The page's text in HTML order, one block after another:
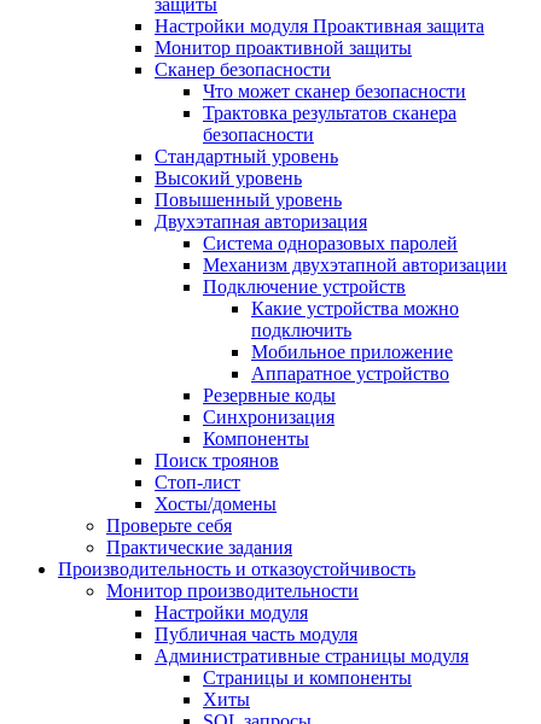
защиты
Настройки модуля Проактивная защита
Монитор проактивной защиты
Сканер безопасности
Что может сканер безопасности
Трактовка результатов сканера
безопасности
Стандартный уровень
Высокий уровень
Повышенный уровень
Двухэтапная авторизация
Система одноразовых паролей
Механизм двухэтапной авторизации
Подключение устройств
Какие устройства можно
подключить
Мобильное приложение
Аппаратное устройство
Резервные коды
Синхронизация
Компоненты
Поиск троянов
Стоп-лист
Хосты/домены
Проверьте себя
Практические задания
Производительность и отказоустойчивость
Монитор производительности
Настройки модуля
Публичная часть модуля
Административные страницы модуля
Страницы и компоненты
Хиты